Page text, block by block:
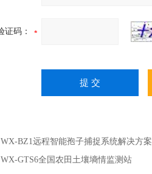
证码：
WX-BZ1远程智能孢子捕捉系统解决方案
WX-GTS6全国农田土壤墒情监测站